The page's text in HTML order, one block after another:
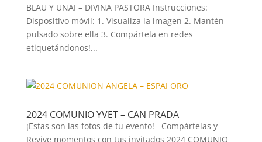
BLAU Y UNAI – DIVINA PASTORA Instrucciones:
Dispositivo móvil: 1. Visualiza la imagen 2. Mantén
pulsado sobre ella 3. Compártela en redes
etiquetándonos!...
2024 COMUNIO YVET – CAN PRADA
¡Estas son las fotos de tu evento! Compártelas y
Revive momentos con tus invitados 2024 COMUNIO